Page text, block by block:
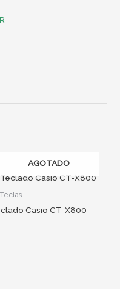
AGOTADO
Casio CT-X800